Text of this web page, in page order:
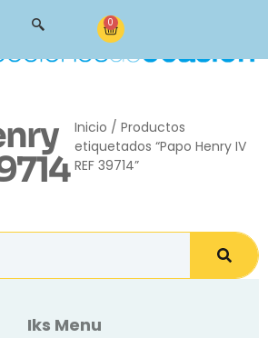
0
Inicio / Productos
etiquetados “Papo Henry IV
REF 39714”
Iks Menu